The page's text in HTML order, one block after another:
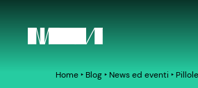
Home‣ Blog‣ News ed eventi ‣